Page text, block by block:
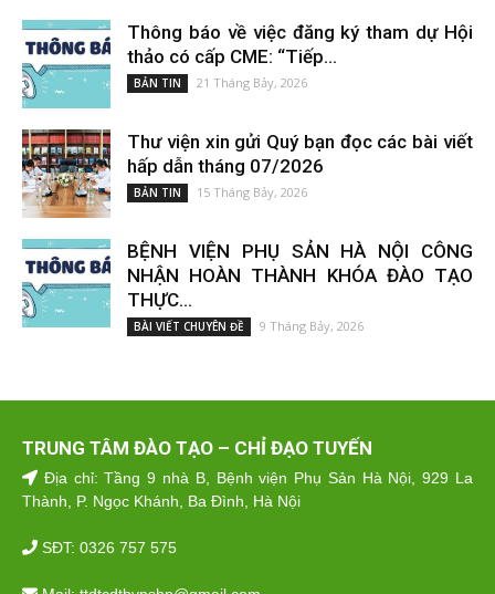
Thông báo về việc đăng ký tham dự Hội
thảo có cấp CME: “Tiếp...
BẢN TIN 21 Tháng Bảy, 2026
Thư viện xin gửi Quý bạn đọc các bài viết
hấp dẫn tháng 07/2026
BẢN TIN 15 Tháng Bảy, 2026
BỆNH VIỆN PHỤ SẢN HÀ NỘI CÔNG
NHẬN HOÀN THÀNH KHÓA ĐÀO TẠO
THỰC...
BÀI VIẾT CHUYÊN ĐỀ 9 Tháng Bảy, 2026
TRUNG TÂM ĐÀO TẠO – CHỈ ĐẠO TUYẾN
Địa chỉ: Tầng 9 nhà B, Bệnh viện Phụ Sản Hà Nội, 929 La
Thành, P. Ngọc Khánh, Ba Đình, Hà Nội
SĐT: 0326 757 575